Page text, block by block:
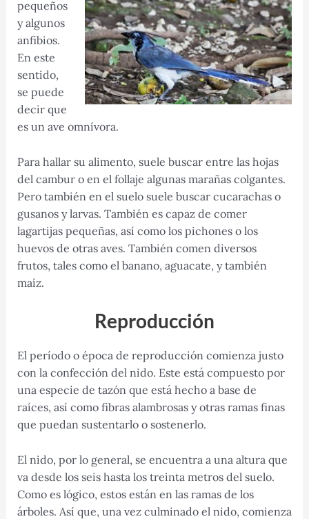
pequeños
y algunos
anfibios.
En este
sentido,
se puede
decir que
es un ave omnívora.
Para hallar su alimento, suele buscar entre las hojas
del cambur o en el follaje algunas marañas colgantes.
Pero también en el suelo suele buscar cucarachas o
gusanos y larvas. También es capaz de comer
lagartijas pequeñas, así como los pichones o los
huevos de otras aves. También comen diversos
frutos, tales como el banano, aguacate, y también
maíz.
Reproducción
El período o época de reproducción comienza justo
con la confección del nido. Este está compuesto por
una especie de tazón que está hecho a base de
raíces, así como fibras alambrosas y otras ramas finas
que puedan sustentarlo o sostenerlo.
El nido, por lo general, se encuentra a una altura que
va desde los seis hasta los treinta metros del suelo.
Como es lógico, estos están en las ramas de los
árboles. Así que, una vez culminado el nido, comienza